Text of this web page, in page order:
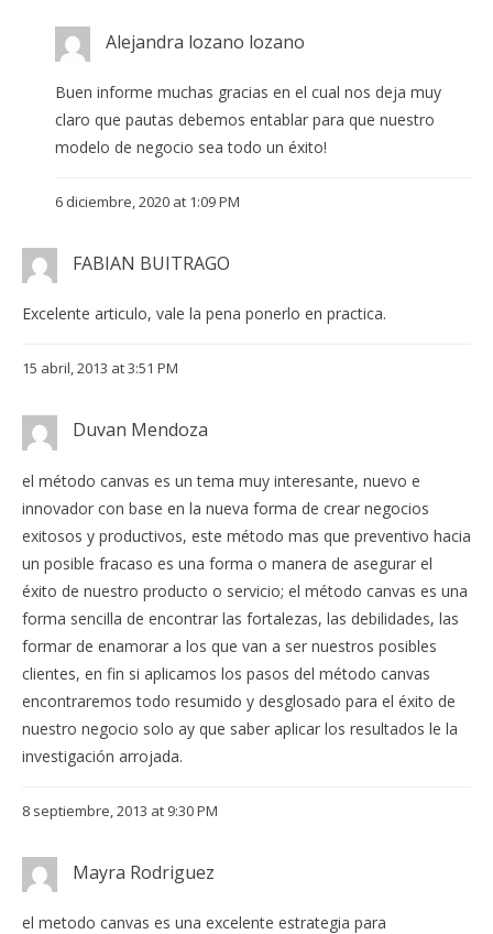
Alejandra lozano lozano
Buen informe muchas gracias en el cual nos deja muy
claro que pautas debemos entablar para que nuestro
modelo de negocio sea todo un éxito!
6 diciembre, 2020 at 1:09 PM
FABIAN BUITRAGO
Excelente articulo, vale la pena ponerlo en practica.
15 abril, 2013 at 3:51 PM
Duvan Mendoza
el método canvas es un tema muy interesante, nuevo e
innovador con base en la nueva forma de crear negocios
exitosos y productivos, este método mas que preventivo hacia
un posible fracaso es una forma o manera de asegurar el
éxito de nuestro producto o servicio; el método canvas es una
forma sencilla de encontrar las fortalezas, las debilidades, las
formar de enamorar a los que van a ser nuestros posibles
clientes, en fin si aplicamos los pasos del método canvas
encontraremos todo resumido y desglosado para el éxito de
nuestro negocio solo ay que saber aplicar los resultados le la
investigación arrojada.
8 septiembre, 2013 at 9:30 PM
Mayra Rodriguez
el metodo canvas es una excelente estrategia para